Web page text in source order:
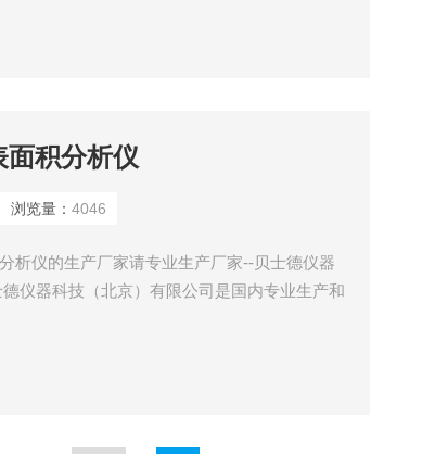
认定的*。
积分析仪
浏览量：4046
析仪的生产厂家请专业生产厂家--贝士德仪器
仪器科技（北京）有限公司是国内专业生产和